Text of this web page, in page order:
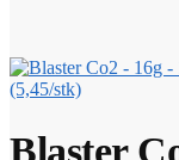
(5,45/stk)
Blaster